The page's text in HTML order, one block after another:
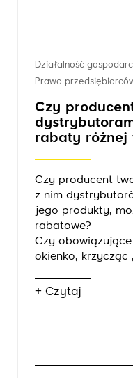
Działalność
Prawo
Czy
rabaty różnej
Czy producent
z nim
jego produkty,
rabatowe?
Czy
okienko, krzycząc
+ Czytaj